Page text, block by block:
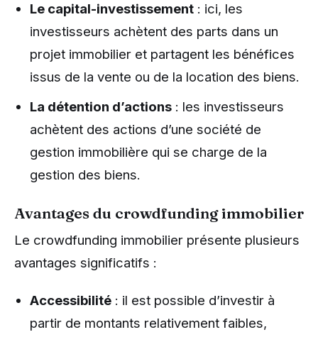
Le capital-investissement : ici, les
investisseurs achètent des parts dans un
projet immobilier et partagent les bénéfices
issus de la vente ou de la location des biens.
La détention d’actions : les investisseurs
achètent des actions d’une société de
gestion immobilière qui se charge de la
gestion des biens.
Avantages du crowdfunding immobilier
Le crowdfunding immobilier présente plusieurs
avantages significatifs :
Accessibilité : il est possible d’investir à
partir de montants relativement faibles,